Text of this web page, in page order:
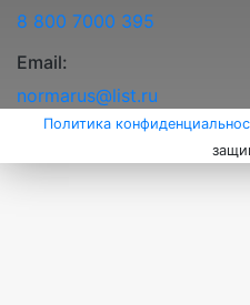
8 800 7000 395
Email:
normarus@list.ru
Политика